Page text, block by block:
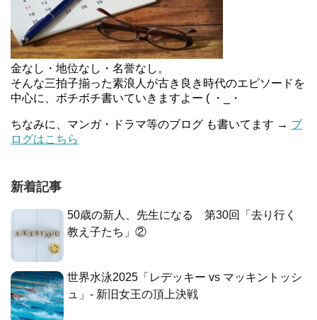
金なし・地位なし・名誉なし。
そんな三拍子揃った素浪人が古き良き時代のエピソードを
中心に、ボチボチ書いていきますよー ( ・_・
ちなみに、マンガ・ドラマ等のブログ も書いてます → ブ
ログはこちら
新着記事
50歳の新人、先生になる 第30回「去り行く
教え子たち」②
世界水泳2025「レデッキー vs マッキントッシ
ュ」- 新旧女王の頂上決戦